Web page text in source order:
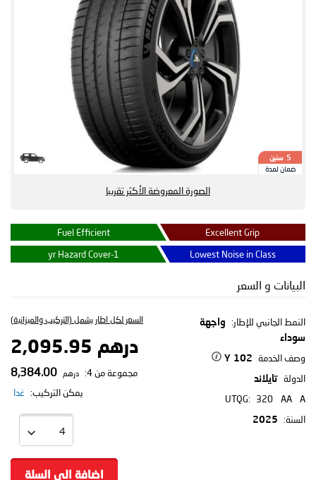
5 سنين
ضمان لمدة
الصورة المعروضة الأكثر تقريبا
Excellent Grip
Fuel Efficient
Lowest Noise in Class
1-yr Hazard Cover
البيانات و السعر
النمط الجانبي للإطار:
واجهة
سوداء
وصف الخدمة 102 Y
الدولة تايلاند
UTQG: 320 AA
A
السنة:
2025
السعر لكل اطار يشمل (التركيب والميزانية)
درهم 2,095.95
مجموعة من 4: درهم
يمكن التركيب: غدا
اضافة الى السلة